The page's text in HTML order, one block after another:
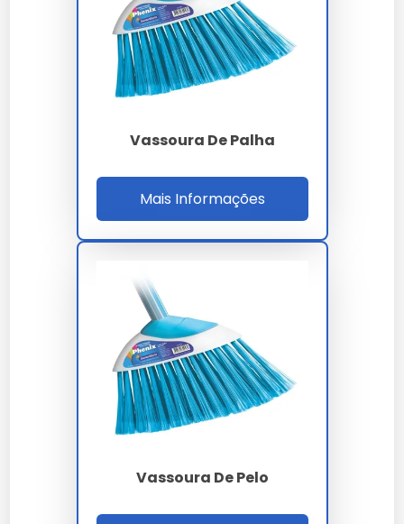
Vassoura de Nylon para que
É ideal para varrer superfícies como pisos de cerâmica
Como usar corretamente
Varra em movimentos longos e contínuos, em direção
à sujeira, para maior eficiência.
Vassoura de Nylon
Como limpar vassoura de nylon
Enxágue as cerdas com água corrente após o uso e
deixe secar ao ar livre.
ou remodele com cuidado para consertar
Vassoura De Palha
Mais Informações
Vassoura De Pelo